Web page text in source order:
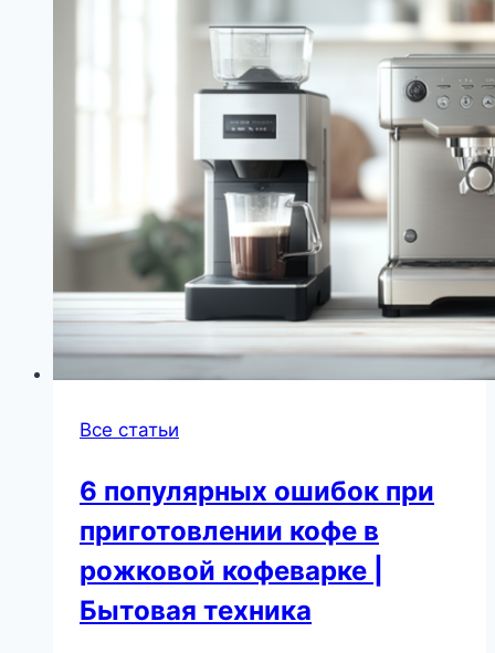
Все статьи
6 популярных ошибок при
приготовлении кофе в
рожковой кофеварке |
Бытовая техника